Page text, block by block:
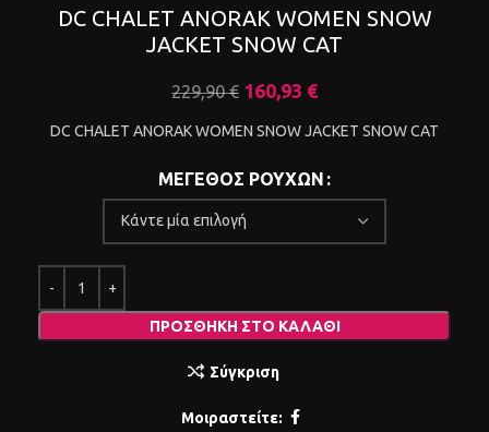
DC CHALET ANORAK WOMEN SNOW
JACKET SNOW CAT
229,90€ 160,93 €
DC CHALET ANORAK WOMEN SNOW JACKET SNOW CAT
ΜΕΓΕΘΟΣ ΡΟΥΧΩΝ
ΠΡΟΣΘΉΚΗ ΣΤΟ ΚΑΛΆΘΙ
Σύγκριση
Μοιραστείτε: